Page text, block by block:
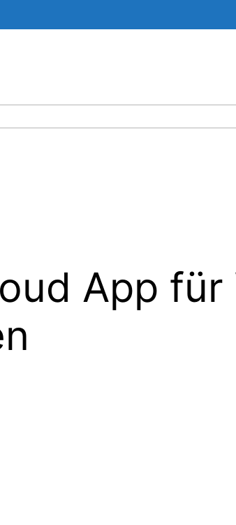
App